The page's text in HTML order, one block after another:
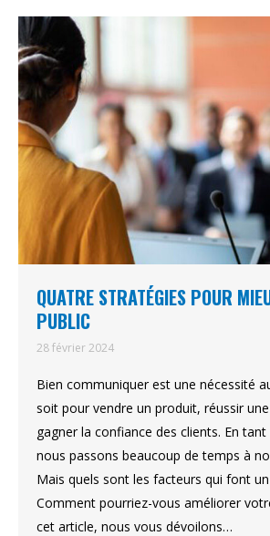
QUATRE STRATÉGIES POUR
PUBLIC
28 février 2024
Bien communiquer est une nécessité
soit pour vendre un produit, réussir
gagner la confiance des clients. En tant
nous passons beaucoup de temps à
Mais quels sont les facteurs qui font
Comment pourriez-vous améliorer
cet article, nous vous dévoilons…